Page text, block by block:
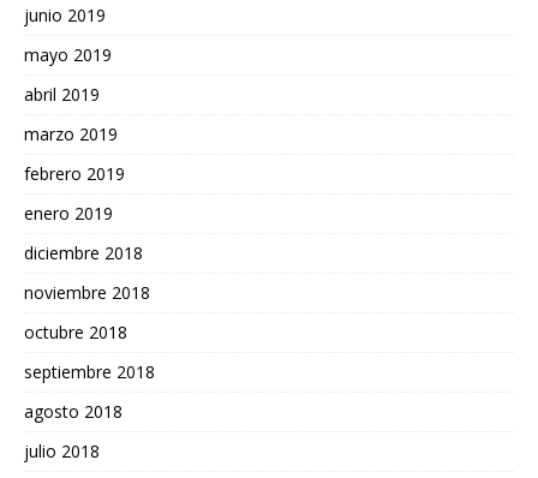
junio 2019
mayo 2019
abril 2019
marzo 2019
febrero 2019
enero 2019
diciembre 2018
noviembre 2018
octubre 2018
septiembre 2018
agosto 2018
julio 2018